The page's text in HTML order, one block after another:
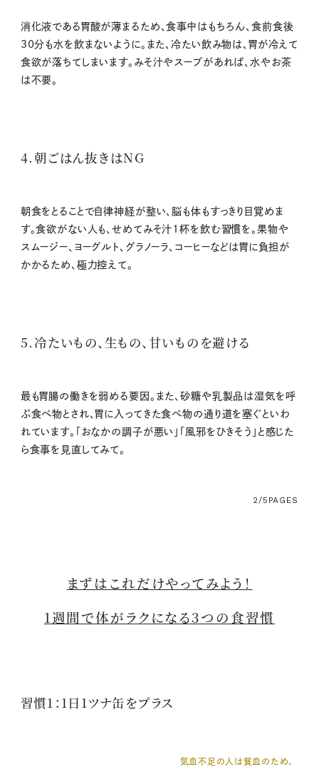
消化液である胃酸が薄まるため、食事中はもちろん、食前食後
30分も水を飲まないように。また、冷たい飲み物は、胃が冷えて
食欲が落ちてしまいます。みそ汁やスープがあれば、水やお茶
は不要。
4.朝ごはん抜きはNG
朝食をとることで自律神経が整い、脳も体もすっきり目覚めま
す。食欲がない人も、せめてみそ汁1杯を飲む習慣を。果物や
スムージー、ヨーグルト、グラノーラ、コーヒーなどは胃に負担が
かかるため、極力控えて。
5.冷たいもの、生もの、甘いものを避ける
最も胃腸の働きを弱める要因。また、砂糖や乳製品は湿気を呼
ぶ食べ物とされ、胃に入ってきた食べ物の通り道を塞ぐといわ
れています。「おなかの調子が悪い」「風邪をひきそう」と感じた
ら食事を見直してみて。
2/5 PAGES
まずはこれだけやってみよう！
1週間で体がラクになる3つの食習慣
習慣1：1日1ツナ缶をプラス
気血不足の人は貧血のため、